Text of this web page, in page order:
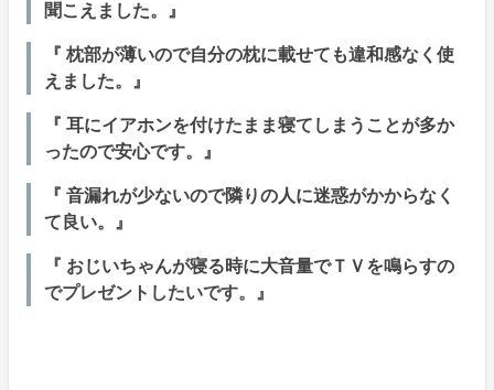
聞こえました。』
『 枕部が薄いので自分の枕に載せても違和感なく使
えました。』
『 耳にイアホンを付けたまま寝てしまうことが多か
ったので安心です。』
『 音漏れが少ないので隣りの人に迷惑がかからなく
て良い。』
『 おじいちゃんが寝る時に大音量でＴＶを鳴らすの
でプレゼントしたいです。』